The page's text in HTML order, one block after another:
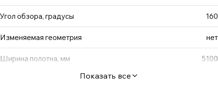
Угол обзора, градусы 160
Изменяемая геометрия нет
Ширина полотна, мм 5100
Показать все